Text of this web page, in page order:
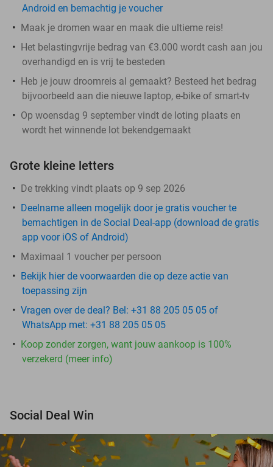
Android en bemachtig je voucher
Maak je dromen waar en maak die ultieme reis!
Het belastingvrije bedrag van €3.000 wordt cash aan jou
overhandigd en is vrij te besteden
Heb je jouw droomreis al gemaakt? Besteed het bedrag
bijvoorbeeld aan die nieuwe laptop, e-bike of smart-tv
Op woensdag 9 september vindt de loting plaats en
wordt het winnende lot bekendgemaakt
Grote kleine letters
De trekking vindt plaats op 9 sep 2026
Deelname alleen mogelijk door je gratis voucher te
bemachtigen in de Social Deal-app (download de gratis
app voor iOS of Android)
Maximaal 1 voucher per persoon
Bekijk hier de voorwaarden die op deze actie van
toepassing zijn
Vragen over de deal? Bel: +31 88 205 05 05 of
WhatsApp met: +31 88 205 05 05
Koop zonder zorgen, want jouw aankoop is 100%
verzekerd (meer info)
Social Deal Win